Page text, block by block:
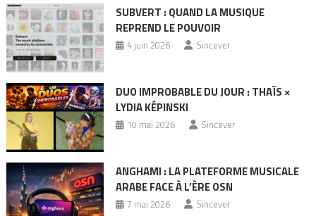
SUBVERT : QUAND LA MUSIQUE
REPREND LE POUVOIR
4 juin 2026 Sincever
DUO IMPROBABLE DU JOUR : THAÏS ×
LYDIA KÉPINSKI
10 mai 2026 Sincever
ANGHAMI : LA PLATEFORME MUSICALE
ARABE FACE À L’ÈRE OSN
7 mai 2026 Sincever